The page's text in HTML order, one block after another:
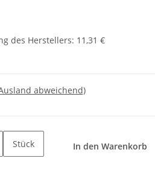
des Herstellers: 11,31 €
abweichend)
Stück In den Warenkorb